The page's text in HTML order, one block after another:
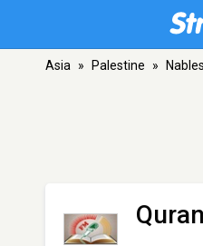
Asia » Palestine » Nables